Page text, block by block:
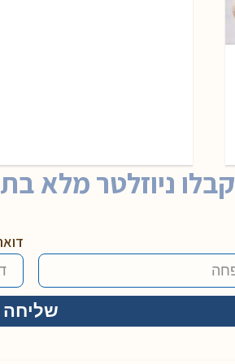
קבלו ניוזלטר מלא